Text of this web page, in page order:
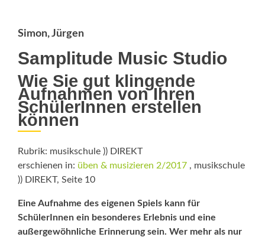
Simon, Jürgen
Samplitude Music Studio
Wie Sie gut klingende
Aufnahmen von Ihren
SchülerInnen erstellen
können
Rubrik: musikschule )) DIREKT
erschienen in: üben & musizieren 2/2017 , musikschule
)) DIREKT, Seite 10
Eine Aufnahme des eigenen Spiels kann für
SchülerInnen ein besonderes Erlebnis und eine
außergewöhnliche Erinnerung sein. Wer mehr als nur